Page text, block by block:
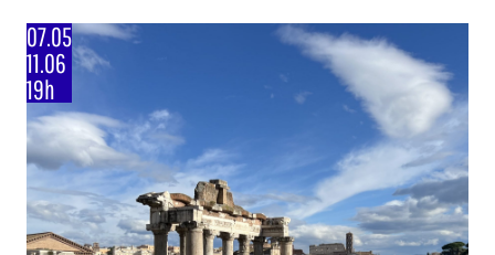
07.05
11.06
19h